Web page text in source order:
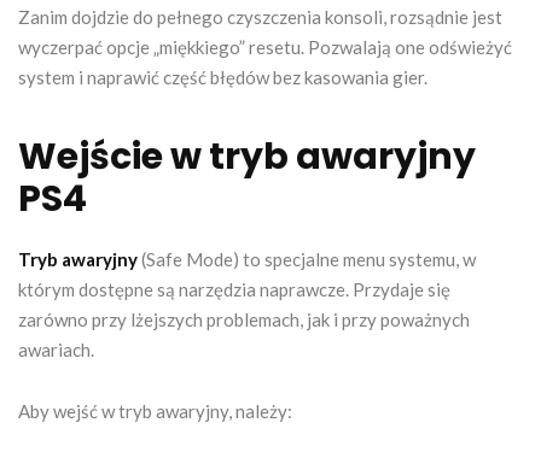
Zanim dojdzie do pełnego czyszczenia konsoli, rozsądnie jest
wyczerpać opcje „miękkiego” resetu. Pozwalają one odświeżyć
system i naprawić część błędów bez kasowania gier.
Wejście w tryb awaryjny
PS4
Tryb awaryjny(Safe Mode) to specjalne menu systemu, w
którym dostępne są narzędzia naprawcze. Przydaje się
zarówno przy lżejszych problemach, jak i przy poważnych
awariach.
Aby wejść w tryb awaryjny, należy: